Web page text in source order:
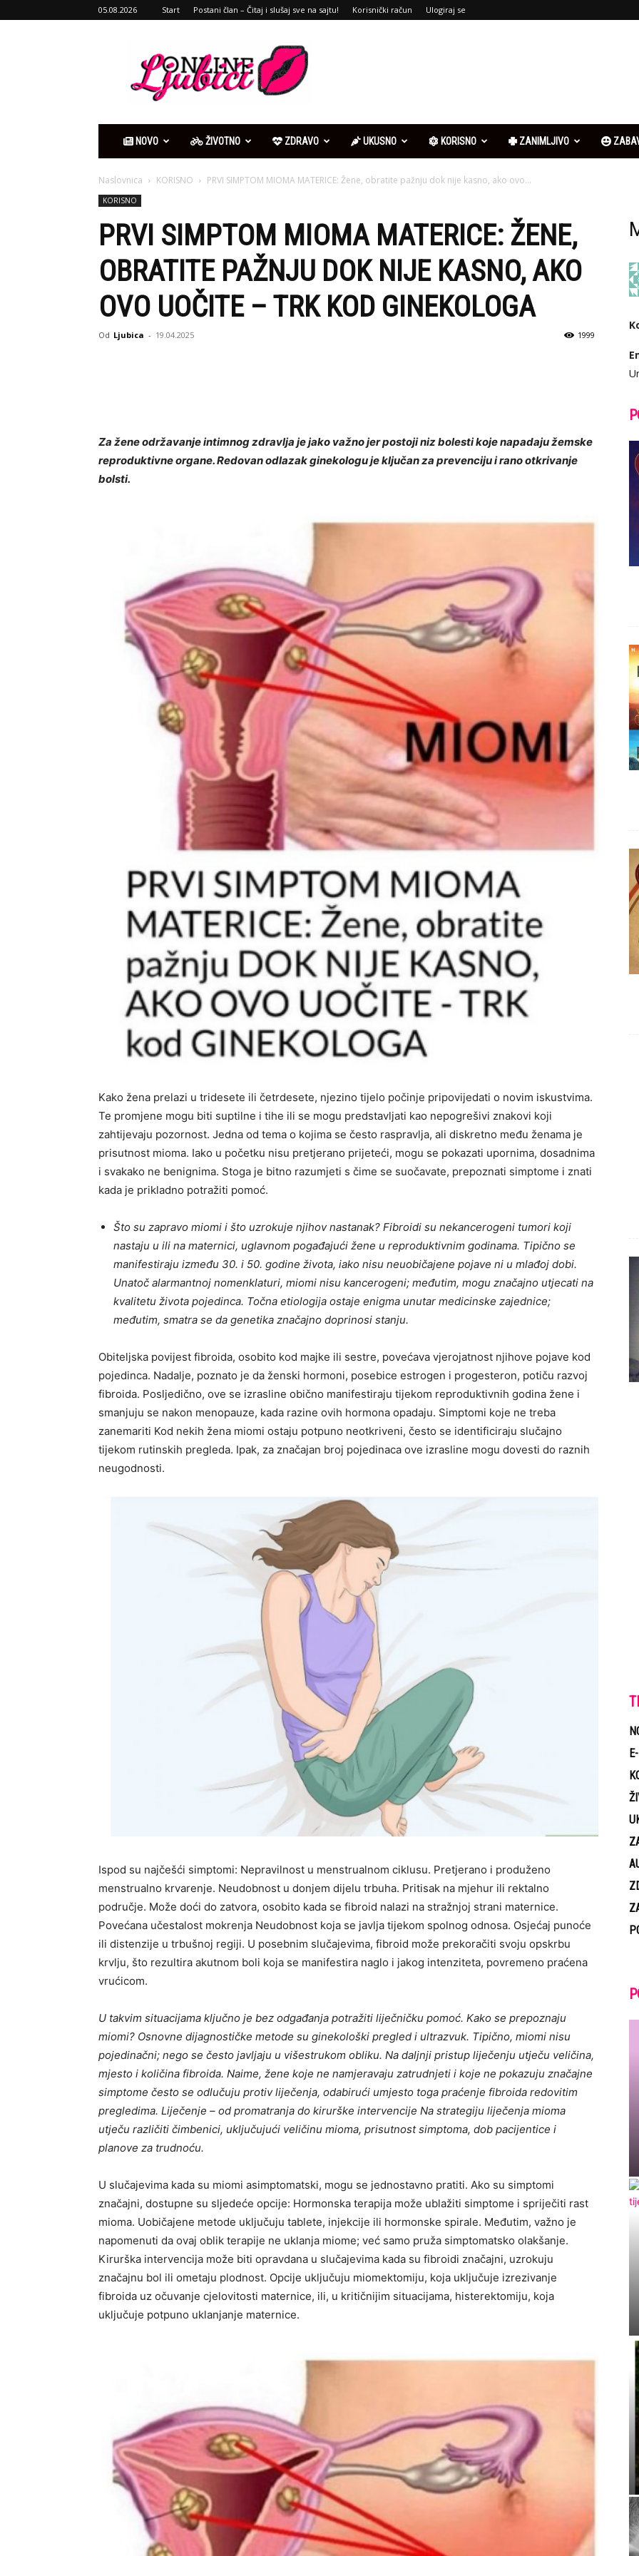
05.08.2026 Start Postani član – Čitaj i slušaj sve na sajtu! Korisnički račun Ulogiraj se
online
NOVO ŽIVOTNO ZDRAVO UKUSNO KORISNO ZANIMLJIVO
Naslovnica KORISNO PRVI SIMPTOM MIOMA MATERICE: Žene, obratite pažnju dok nije kasno, ako ovo...
KORISNO
PRVI SIMPTOM MIOMA MATERICE: ŽENE,
OBRATITE PAŽNJU DOK NIJE KASNO, AKO
OVO UOČITE – TRK KOD GINEKOLOGA
Od Ljubica - 19.04.2025 1999
Za žene održavanje intimnog zdravlja je jako važno jer postoji niz bolesti koje napadaju žemske
reproduktivne organe. Redovan odlazak ginekologu je ključan za prevenciju i rano otkrivanje
bolsti.
Kako žena prelazi u tridesete ili četrdesete, njezino tijelo počinje pripovijedati o novim iskustvima.
Te promjene mogu biti suptilne i tihe ili se mogu predstavljati kao nepogrešivi znakovi koji
zahtijevaju pozornost. Jedna od tema o kojima se često raspravlja, ali diskretno među ženama je
prisutnost mioma. Iako u početku nisu pretjerano prijeteći, mogu se pokazati upornima, dosadnima
i svakako ne benignima. Stoga je bitno razumjeti s čime se suočavate, prepoznati simptome i znati
kada je prikladno potražiti pomoć.
Što su zapravo miomi i što uzrokuje njihov nastanak? Fibroidi su nekancerogeni tumori koji
nastaju u ili na maternici, uglavnom pogađajući žene u reproduktivnim godinama. Tipično se
manifestiraju između 30. i 50. godine života, iako nisu neuobičajene pojave ni u mlađoj dobi.
Unatoč alarmantnoj nomenklaturi, miomi nisu kancerogeni; međutim, mogu značajno utjecati na
kvalitetu života pojedinca. Točna etiologija ostaje enigma unutar medicinske zajednice;
međutim, smatra se da genetika značajno doprinosi stanju.
Obiteljska povijest fibroida, osobito kod majke ili sestre, povećava vjerojatnost njihove pojave kod
pojedinca. Nadalje, poznato je da ženski hormoni, posebice estrogen i progesteron, potiču razvoj
fibroida. Posljedično, ove se izrasline obično manifestiraju tijekom reproduktivnih godina žene i
smanjuju se nakon menopauze, kada razine ovih hormona opadaju. Simptomi koje ne treba
zanemariti Kod nekih žena miomi ostaju potpuno neotkriveni, često se identificiraju slučajno
tijekom rutinskih pregleda. Ipak, za značajan broj pojedinaca ove izrasline mogu dovesti do raznih
neugodnosti.
Ispod su najčešći simptomi: Nepravilnost u menstrualnom ciklusu. Pretjerano i produženo
menstrualno krvarenje. Neudobnost u donjem dijelu trbuha. Pritisak na mjehur ili rektalno
područje. Može doći do zatvora, osobito kada se fibroid nalazi na stražnjoj strani maternice.
Povećana učestalost mokrenja Neudobnost koja se javlja tijekom spolnog odnosa. Osjećaj punoće
ili distenzije u trbušnoj regiji. U posebnim slučajevima, fibroid može prekoračiti svoju opskrbu
krvlju, što rezultira akutnom boli koja se manifestira naglo i jakog intenziteta, povremeno praćena
vrućicom.
U takvim situacijama ključno je bez odgađanja potražiti liječničku pomoć. Kako se prepoznaju
miomi? Osnovne dijagnostičke metode su ginekološki pregled i ultrazvuk. Tipično, miomi nisu
pojedinačni; nego se često javljaju u višestrukom obliku. Na daljnji pristup liječenju utječu veličina,
mjesto i količina fibroida. Naime, žene koje ne namjeravaju zatrudnjeti i koje ne pokazuju značajne
simptome često se odlučuju protiv liječenja, odabirući umjesto toga praćenje fibroida redovitim
pregledima. Liječenje – od promatranja do kirurške intervencije Na strategiju liječenja mioma
utječu različiti čimbenici, uključujući veličinu mioma, prisutnost simptoma, dob pacijentice i
planove za trudnoću.
U slučajevima kada su miomi asimptomatski, mogu se jednostavno pratiti. Ako su simptomi
značajni, dostupne su sljedeće opcije: Hormonska terapija može ublažiti simptome i spriječiti rast
mioma. Uobičajene metode uključuju tablete, injekcije ili hormonske spirale. Međutim, važno je
napomenuti da ovaj oblik terapije ne uklanja miome; već samo pruža simptomatsko olakšanje.
Kirurška intervencija može biti opravdana u slučajevima kada su fibroidi značajni, uzrokuju
značajnu bol ili ometaju plodnost. Opcije uključuju miomektomiju, koja uključuje izrezivanje
fibroida uz očuvanje cjelovitosti maternice, ili, u kritičnijim situacijama, histerektomiju, koja
uključuje potpuno uklanjanje maternice.